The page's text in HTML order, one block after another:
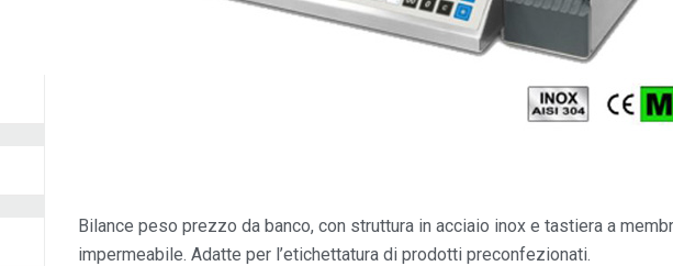
Bilance peso prezzo da banco, con struttura in acciaio inox e tastiera a
impermeabile. Adatte per l’etichettatura di prodotti preconfezionati.